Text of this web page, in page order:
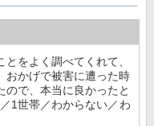
をよく調べてくれて、
おかげで被害に遭った時
ので、本当に良かったと
1世帯／わからない／わ